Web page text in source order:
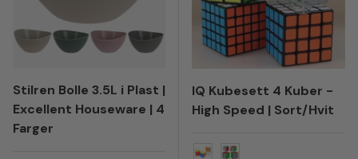
Stilren Bolle 3.5L i Plast |
Excellent Houseware | 4
Farger
IQ Kubesett 4 Kuber -
High Speed | Sort/Hvit